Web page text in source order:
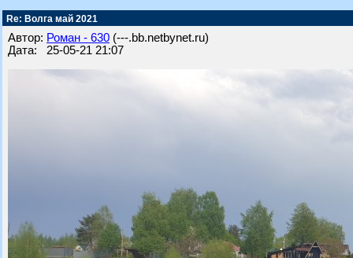
Re: Волга май 2021
Автор: Роман - 630 (---.bb.netbynet.ru)
Дата: 25-05-21 21:07